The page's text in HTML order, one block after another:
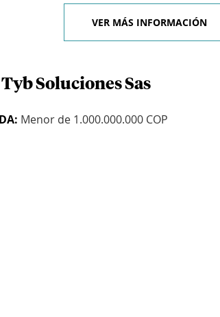
VER MÁS INFORMACIÓN
Soluciones Sas
Menor de 1.000.000.000 COP